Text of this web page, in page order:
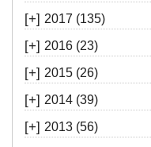
[+] 2017 (135)
[+] 2016 (23)
[+] 2015 (26)
[+] 2014 (39)
[+] 2013 (56)